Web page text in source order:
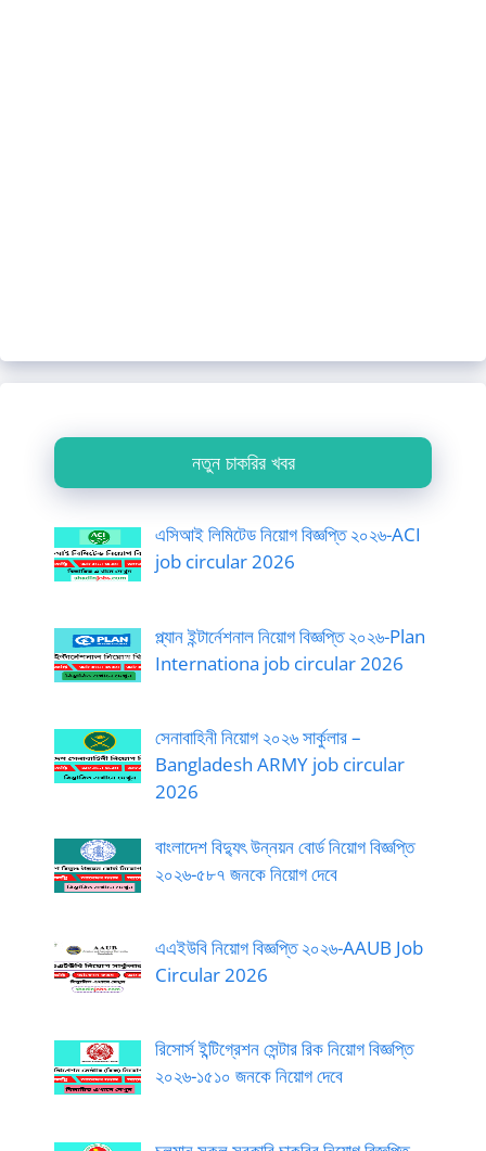
নতুন চাকরির খবর
এসিআই লিমিটেড নিয়োগ বিজ্ঞপ্তি ২০২৬-ACI
job circular 2026
প্ল্যান ইন্টার্নেশনাল নিয়োগ বিজ্ঞপ্তি ২০২৬-Plan
Internationa job circular 2026
সেনাবাহিনী নিয়োগ ২০২৬ সার্কুলার –
Bangladesh ARMY job circular
2026
বাংলাদেশ বিদ্যুৎ উন্নয়ন বোর্ড নিয়োগ বিজ্ঞপ্তি
২০২৬-৫৮৭ জনকে নিয়োগ দেবে
এএইউবি নিয়োগ বিজ্ঞপ্তি ২০২৬-AAUB Job
Circular 2026
রিসোর্স ইন্টিগ্রেশন সেন্টার রিক নিয়োগ বিজ্ঞপ্তি
২০২৬-১৫১০ জনকে নিয়োগ দেবে